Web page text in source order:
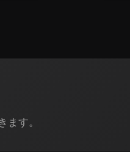
ます。